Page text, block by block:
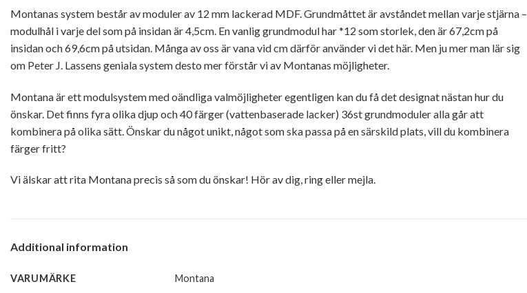
Montanas system består av moduler av 12 mm lackerad MDF. Grundmåttet är avståndet mellan varje stjärna –
modulhål i varje del som på insidan är 4,5cm. En vanlig grundmodul har *12 som storlek, den är 67,2cm på
insidan och 69,6cm på utsidan. Många av oss är vana vid cm därför använder vi det här. Men ju mer man lär sig
om Peter J. Lassens geniala system desto mer förstår vi av Montanas möjligheter.
Montana är ett modulsystem med oändliga valmöjligheter egentligen kan du få det designat nästan hur du
önskar. Det finns fyra olika djup och 40 färger (vattenbaserade lacker) 36st grundmoduler alla går att
kombinera på olika sätt. Önskar du något unikt, något som ska passa på en särskild plats, vill du kombinera
färger fritt?
Vi älskar att rita Montana precis så som du önskar! Hör av dig, ring eller mejla.
Additional information
VARUMÄRKE Montana